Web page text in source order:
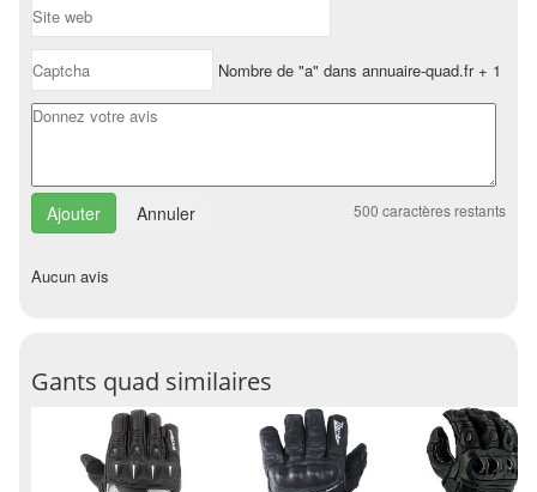
Nombre de "a" dans annuaire-quad.fr + 1
Annuler 500 caractères restants
Aucun avis
Gants quad similaires